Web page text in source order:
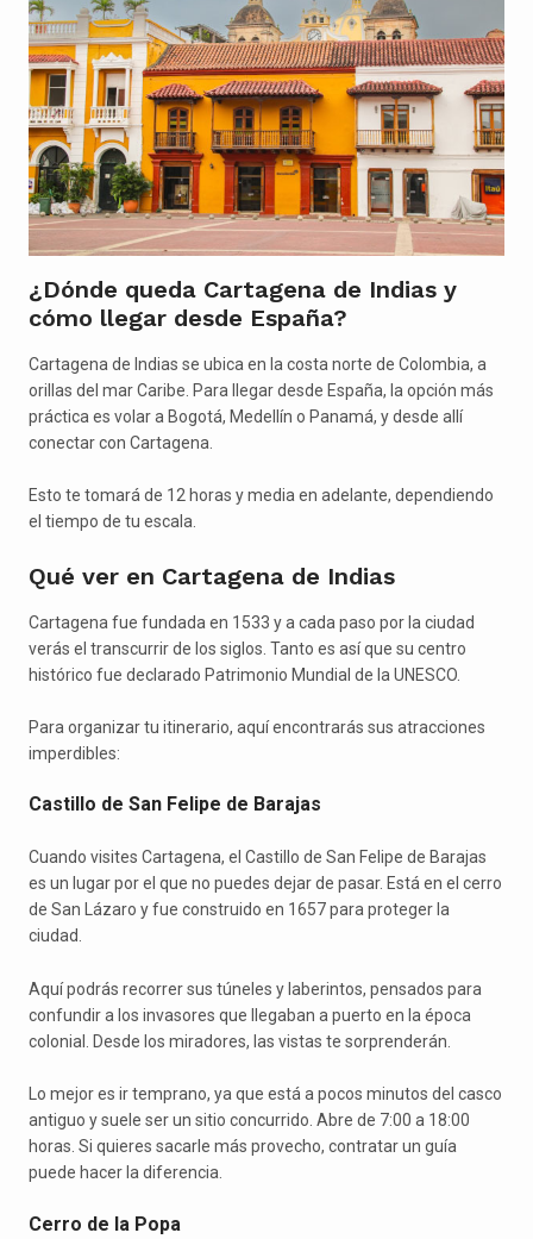
¿Dónde queda Cartagena de Indias y
cómo llegar desde España?
Cartagena de Indias se ubica en la costa norte de Colombia, a
orillas del mar Caribe. Para llegar desde España, la opción más
práctica es volar a Bogotá, Medellín o Panamá, y desde allí
conectar con Cartagena.
Esto te tomará de 12 horas y media en adelante, dependiendo
el tiempo de tu escala.
Qué ver en Cartagena de Indias
Cartagena fue fundada en 1533 y a cada paso por la ciudad
verás el transcurrir de los siglos. Tanto es así que su centro
histórico fue declarado Patrimonio Mundial de la UNESCO.
Para organizar tu itinerario, aquí encontrarás sus atracciones
imperdibles:
Castillo de San Felipe de Barajas
Cuando visites Cartagena, el Castillo de San Felipe de Barajas
es un lugar por el que no puedes dejar de pasar. Está en el cerro
de San Lázaro y fue construido en 1657 para proteger la
ciudad.
Aquí podrás recorrer sus túneles y laberintos, pensados para
confundir a los invasores que llegaban a puerto en la época
colonial. Desde los miradores, las vistas te sorprenderán.
Lo mejor es ir temprano, ya que está a pocos minutos del casco
antiguo y suele ser un sitio concurrido. Abre de 7:00 a 18:00
horas. Si quieres sacarle más provecho, contratar un guía
puede hacer la diferencia.
Cerro de la Popa